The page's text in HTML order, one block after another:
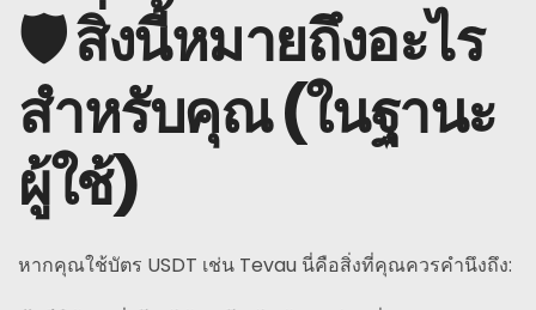
🛡️ สิ่งนี้หมายถึงอะไร
สำหรับคุณ (ในฐานะ
ผู้ใช้)
หากคุณใช้บัตร USDT เช่น Tevau นี่คือสิ่งที่คุณควรคำนึงถึง: